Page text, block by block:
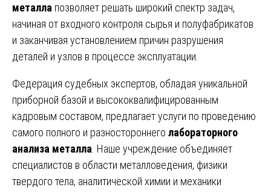
металла позволяет решать широкий спектр задач,
начиная от входного контроля сырья и полуфабрикатов
и заканчивая установлением причин разрушения
деталей и узлов в процессе эксплуатации.
Федерация судебных экспертов, обладая уникальной
приборной базой и высококвалифицированным
кадровым составом, предлагает услуги по проведению
самого полного и разностороннего лабораторного
анализа металла . Наше учреждение объединяет
специалистов в области металловедения, физики
твердого тела, аналитической химии и механики